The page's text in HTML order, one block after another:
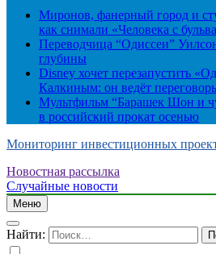
Миронов, фанерный город и
как снимали «Человека с
Переводчица “Одиссеи”
глубины
Disney хочет перезапустить
Калкиным: он ведёт
Мультфильм “Барашек Шон и
в российский прокат осенью
Мониторинг инвестиционных
Новостная рассылка
Случайные новости
Меню
Найти: